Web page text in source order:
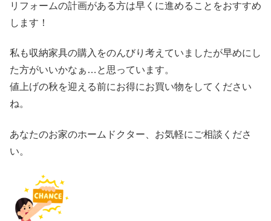
リフォームの計画がある方は早くに進めることをおすすめ
します！
私も収納家具の購入をのんびり考えていましたが早めにし
た方がいいかなぁ…と思っています。
値上げの秋を迎える前にお得にお買い物をしてください
ね。
あなたのお家のホームドクター、お気軽にご相談くださ
い。